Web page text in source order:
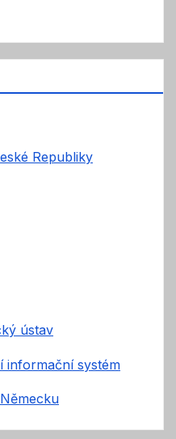
Republiky
ústav
informační systém